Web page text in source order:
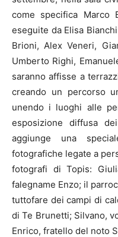
come specifica
eseguite da Elisa
Brioni, Alex Veneri,
Umberto Righi,
saranno affisse a
creando un percorso
unendo i luoghi alle
esposizione diffusa
aggiunge una
fotografiche legate a
fotografi di Topis:
falegname Enzo; il
tuttofare dei campi di
di Te Brunetti; Silvano,
Enrico, fratello del noto